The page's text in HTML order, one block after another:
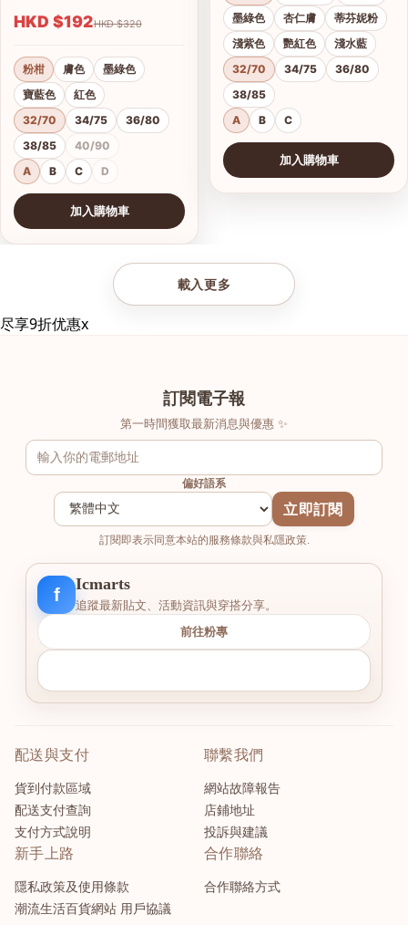
HKD $192 HKD $320
粉柑 膚色
墨綠色
寶藍色
紅色
32/70
34/75
36/80
38/85
40/90
A
B C D
加入購物車
墨綠色
杏仁膚
蒂芬妮粉
淺紫色
艷紅色
淺水藍
32/70
34/75
36/80
38/85
A
B C
加入購物車
載入更多
尽享9折优惠x
訂閱電子報
第一時間獲取最新消息與優惠 ✨
偏好語系
立即訂閱
訂閱即表示同意本站的服務條款與私隱政策.
f
Icmarts
追蹤最新貼文、活動資訊與穿搭分享。
前往粉專
配送與支付
貨到付款區域
配送支付查詢
支付方式說明
聯繫我們
網站故障報告
店鋪地址
投訴與建議
新手上路
隱私政策及使用條款
潮流生活百貨網站 用戶協議
合作聯絡
合作聯絡方式